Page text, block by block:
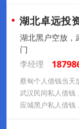
湖北卓远投
湖北黑户空放，
门
李经理
武汉民间私人借钱